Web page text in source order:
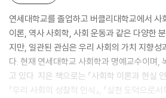
연세대학교를 졸업하고 버클리대학교에서 사
이론, 역사 사회학, 사회 운동과 같은 다양한
지만, 일관된 관심은 우리 사회의 가치 지향성
다. 현재 연세대학교 사회학과 명예교수이며,
고 있다. 지은 책으로는 『사회학 이론과 현실 인
『우리 사회의 성찰적 인식』, 『실천 도덕으로